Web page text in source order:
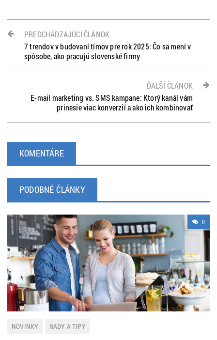
PREDCHÁDZAJÚCI ČLÁNOK
7 trendov v budovaní tímov pre rok 2025: Čo sa mení v
spôsobe, ako pracujú slovenské firmy
ĎALŠÍ ČLÁNOK
E-mail marketing vs. SMS kampane: Ktorý kanál vám
prinesie viac konverzií a ako ich kombinovať
KOMENTÁRE
PODOBNÉ ČLÁNKY
0
NOVINKY RADY A TIPY